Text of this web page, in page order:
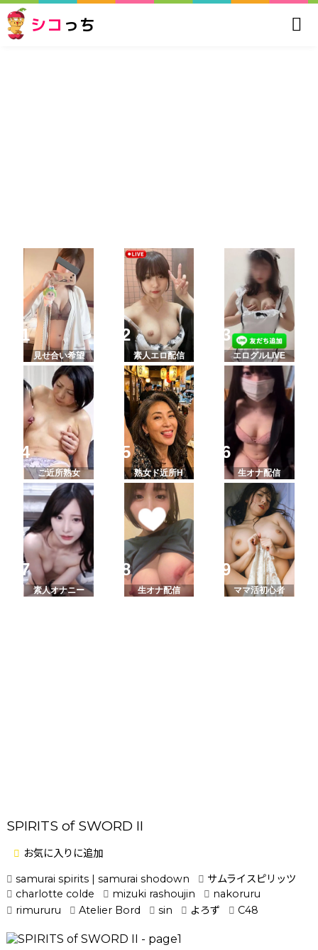
シコ っち
見せ合い希望 素人エロ配信 エログルLIVE
ご近所熟女 熟女ド近所H 生オナ配信
素人オナニー 生オナ配信 ママ活初心者
SPIRITS of SWORD II
お気に入りに追加
samurai spirits | samurai shodown
サムライスピリッツ
charlotte colde
mizuki rashoujin
nakoruru
rimururu
Atelier Bord sin よろず C48